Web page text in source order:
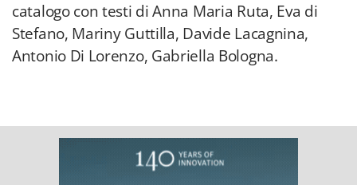
catalogo con testi di Anna Maria Ruta, Eva di
Stefano, Mariny Guttilla, Davide Lacagnina,
Antonio Di Lorenzo, Gabriella Bologna.